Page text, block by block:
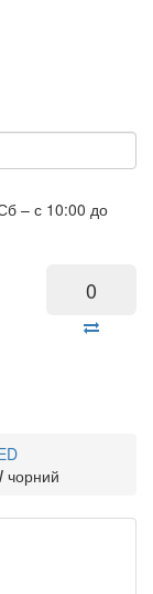
– с 10:00 до
0
чорний